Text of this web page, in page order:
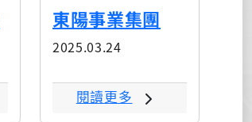
東陽事業集團
2025.03.24
閱讀更多